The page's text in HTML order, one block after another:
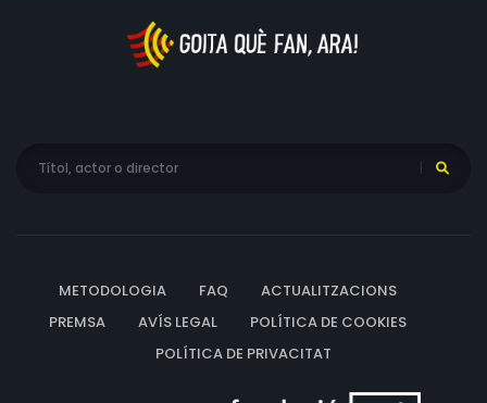
METODOLOGIA FAQ
ACTUALITZACIONS
PREMSA
AVÍS LEGAL
POLÍTICA DE COOKIES
POLÍTICA DE PRIVACITAT